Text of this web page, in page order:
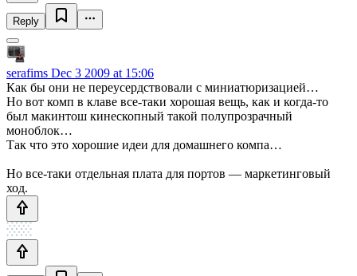
Reply
serafims Dec 3 2009 at 15:06
Как бы они не переусердствовали с миниатюризацией…
Но вот комп в клаве все-таки хорошая вещь, как и когда-то
был макинтош кинескопный такой полупрозрачный
моноблок…
Так что это хорошие идеи для домашнего компа…
Но все-таки отдельная плата для портов — маркетинговый
ход.